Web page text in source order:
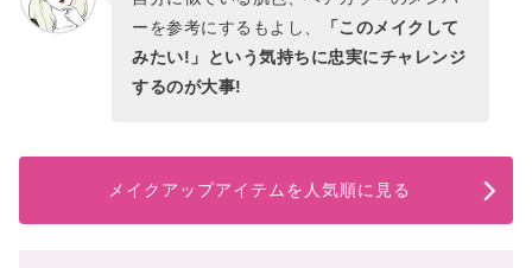
ーを参考にするもよし、
「このメイクして
みたい!」という気持ちに忠実にチャレンジ
するのが大事!
メイクアップアイテムを人気順に見る